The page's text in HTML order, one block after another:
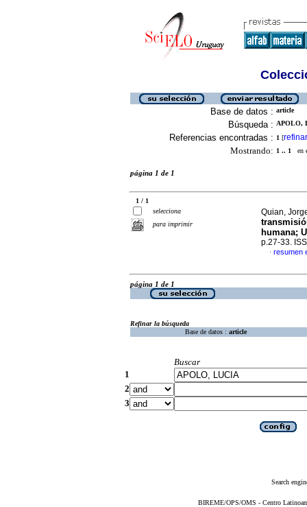
Base de datos : article
Búsqueda : APOLO,
Referencias encontradas : 1 [refinar
Mostrando: 1 .. 1 en
página 1 de 1
1 / 1
selecciona
para imprimir
Quian,
humana;
p.27-33.
· resumen
página 1 de 1
Refinar la búsqueda
Base de datos : article
Buscar
1
2
3
Search
BIREME/OPS/OMS - Centro